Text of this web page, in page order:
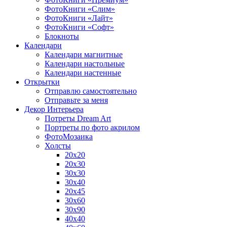
ФотоКниги «Слим»
ФотоКниги «Лайт»
ФотоКниги «Софт»
Блокноты
Календари
Календари магнитные
Календари настольные
Календари настенные
Открытки
Отправлю самостоятельно
Отправьте за меня
Декор Интерьера
Потреты Dream Art
Портреты по фото акрилом
ФотоМозаика
Холсты
20х20
20х30
30х30
30х40
20х45
30х60
30х90
40х40